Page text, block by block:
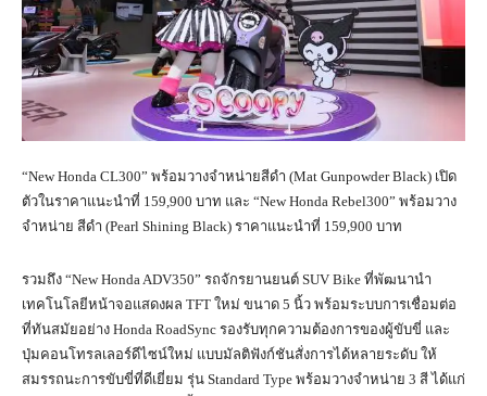
“New Honda CL300” พร้อมวางจำหน่ายสีดำ (Mat Gunpowder Black) เปิด
ตัวในราคาแนะนำที่ 159,900 บาท และ “New Honda Rebel300” พร้อมวาง
จำหน่าย สีดำ (Pearl Shining Black) ราคาแนะนำที่ 159,900 บาท
รวมถึง “New Honda ADV350” รถจักรยานยนต์ SUV Bike ที่พัฒนานำ
เทคโนโลยีหน้าจอแสดงผล TFT ใหม่ ขนาด 5 นิ้ว พร้อมระบบการเชื่อมต่อ
ที่ทันสมัยอย่าง Honda RoadSync รองรับทุกความต้องการของผู้ขับขี่ และ
ปุ่มคอนโทรลเลอร์ดีไซน์ใหม่ แบบมัลติฟังก์ชันสั่งการได้หลายระดับ ให้
สมรรถนะการขับขี่ที่ดีเยี่ยม รุ่น Standard Type พร้อมวางจำหน่าย 3 สี ได้แก่